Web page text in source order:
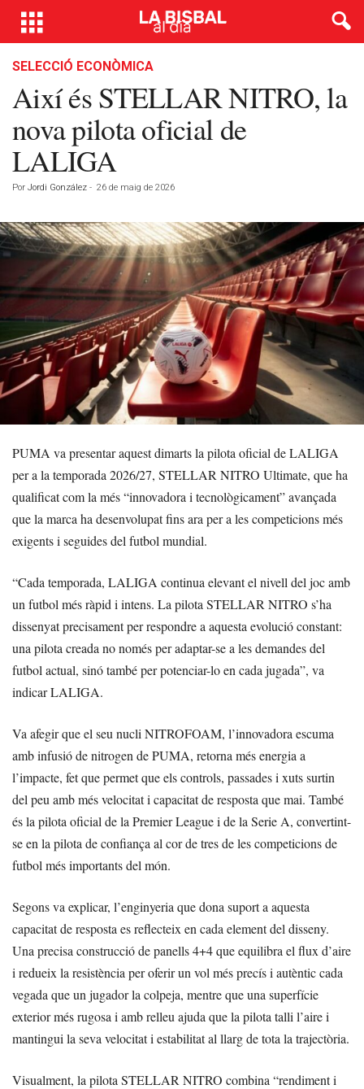
SELECCIÓ ECONÒMICA
Així és STELLAR NITRO, la
nova pilota oficial de
LALIGA
Por Jordi González - 26 de maig de 2026
PUMA va presentar aquest dimarts la pilota oficial de LALIGA
per a la temporada 2026/27, STELLAR NITRO Ultimate, que ha
qualificat com la més “innovadora i tecnològicament” avançada
que la marca ha desenvolupat fins ara per a les competicions més
exigents i seguides del futbol mundial.
“Cada temporada, LALIGA continua elevant el nivell del joc amb
un futbol més ràpid i intens. La pilota STELLAR NITRO s’ha
dissenyat precisament per respondre a aquesta evolució constant:
una pilota creada no només per adaptar-se a les demandes del
futbol actual, sinó també per potenciar-lo en cada jugada”, va
indicar LALIGA.
Va afegir que el seu nucli NITROFOAM, l’innovadora escuma
amb infusió de nitrogen de PUMA, retorna més energia a
l’impacte, fet que permet que els controls, passades i xuts surtin
del peu amb més velocitat i capacitat de resposta que mai. També
és la pilota oficial de la Premier League i de la Serie A, convertint-
se en la pilota de confiança al cor de tres de les competicions de
futbol més importants del món.
Segons va explicar, l’enginyeria que dona suport a aquesta
capacitat de resposta es reflecteix en cada element del disseny.
Una precisa construcció de panells 4+4 que equilibra el flux d’aire
i redueix la resistència per oferir un vol més precís i autèntic cada
vegada que un jugador la colpeja, mentre que una superfície
exterior més rugosa i amb relleu ajuda que la pilota talli l’aire i
mantingui la seva velocitat i estabilitat al llarg de tota la trajectòria.
Visualment, la pilota STELLAR NITRO combina “rendiment i